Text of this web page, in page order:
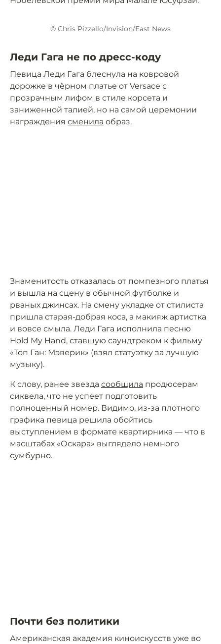
© Chris Pizzello/Invision/East News
Леди Гага не по дресс-коду
Певица Леди Гага блеснула на ковровой
дорожке в чёрном платье от Versace с
прозрачным лифом в стиле корсета и
заниженной талией, но на самой церемонии
награждения сменила образ.
Знаменитость отказалась от помпезного платья
и вышла на сцену в обычной футболке и
рваных джинсах. На смену укладке от стилиста
пришла старая-добрая коса, а макияж артистка
и вовсе смыла. Леди Гага исполнила песню
Hold My Hand, ставшую саундтреком к фильму
«Топ Ган: Мэверик» (взял статуэтку за лучшую
музыку).
К слову, ранее звезда сообщила продюсерам
сиквела, что не успеет подготовить
полноценный номер. Видимо, из-за плотного
графика певица решила обойтись
выступлением в формате квартирника — что в
масштабах «Оскара» выглядело немного
сумбурно.
Почти без политики
Американская академия киноискусств уже во